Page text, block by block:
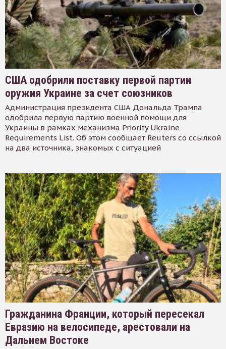
США одобрили поставку первой партии
оружия Украине за счет союзников
Администрация президента США Дональда Трампа
одобрила первую партию военной помощи для
Украины в рамках механизма Priority Ukraine
Requirements List. Об этом сообщает Reuters со ссылкой
на два источника, знакомых с ситуацией
Гражданина Франции, который пересекал
Евразию на велосипеде, арестовали на
Дальнем Востоке